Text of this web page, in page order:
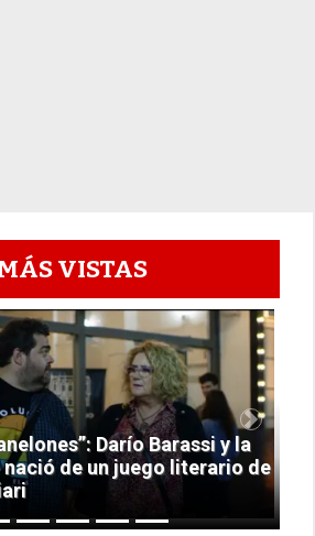
VISTAS
1
Darío Barassi y la
de un juego literario de
Next